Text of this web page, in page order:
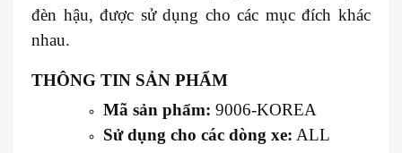
đèn hậu, được sử dụng cho các mục đích khác
nhau.
THÔNG TIN SẢN PHẨM
Mã sản phẩm: 9006-KOREA
Sử dụng cho các dòng xe: ALL